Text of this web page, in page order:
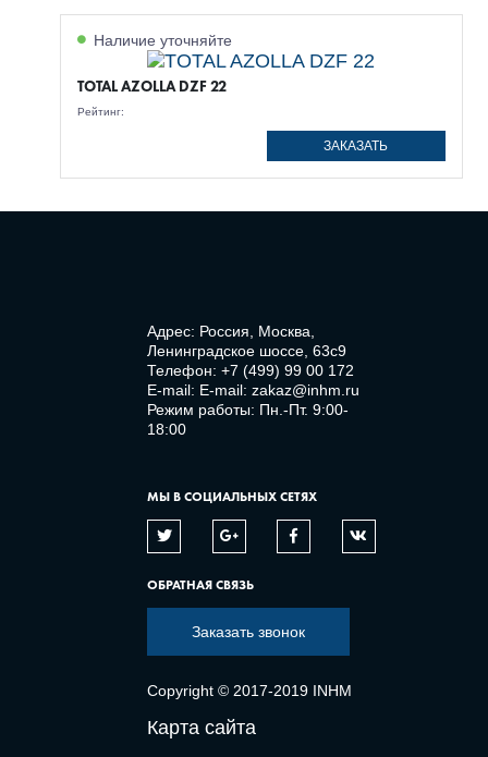
Наличие уточняйте
TOTAL AZOLLA DZF 22
Рейтинг:
ЗАКАЗАТЬ
Адрес: Россия, Москва,
Ленинградское шоссе, 63с9
Телефон: +7 (499) 99 00 172
E-mail: E-mail: zakaz@inhm.ru
Режим работы: Пн.-Пт. 9:00-
18:00
МЫ В СОЦИАЛЬНЫХ СЕТЯХ
ОБРАТНАЯ СВЯЗЬ
Заказать звонок
Copyright © 2017-2019 INHM
Карта сайта